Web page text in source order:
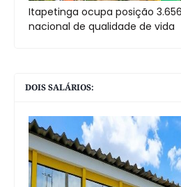
Itapetinga ocupa posição
nacional de qualidade de vida
DOIS SALÁRIOS: